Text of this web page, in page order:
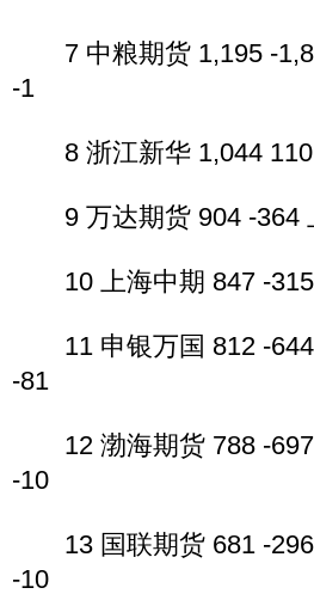
7 中粮期货 1,195 -
-1
8 浙江新华 1,044 110
9 万达期货 904 -364
10 上海中期 847 -315
11 申银万国 812 -644
-81
12 渤海期货 788 -697
-10
13 国联期货 681 -296
-10